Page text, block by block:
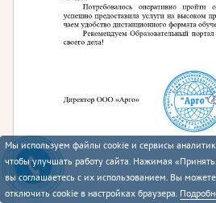
Мы используем файлы cookie и сервисы
чтобы улучшать работу сайта. Нажимая
вы соглашаетесь с их использованием. Вы можете
отключить cookie в настройках браузера.